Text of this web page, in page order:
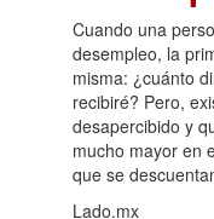
Cuando una
desempleo, la
misma: ¿cuánto
recibiré? Pero,
desapercibido y
mucho mayor en
que se
Lado.mx